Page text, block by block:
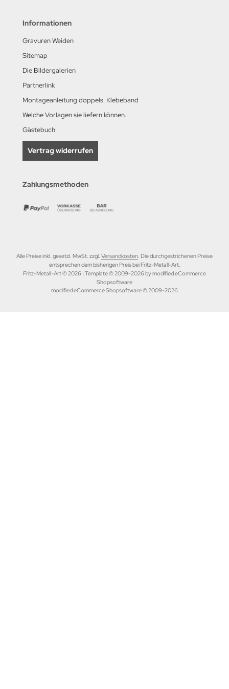
Informationen
Gravuren Weiden
Sitemap
Die Bildergalerien
Partnerlink
Montageanleitung doppels. Klebeband
Welche Vorlagen sie liefern können.
Gästebuch
Vertrag widerrufen
Zahlungsmethoden
Alle Preise inkl. gesetzl. MwSt. zzgl. Versandkosten. Die durchgestrichenen Preise
entsprechen dem bisherigen Preis bei Fritz-Metall-Art.
Fritz-Metall-Art © 2026 | Template © 2009-2026 by modified eCommerce
Shopsoftware
modified eCommerce Shopsoftware © 2009-2026